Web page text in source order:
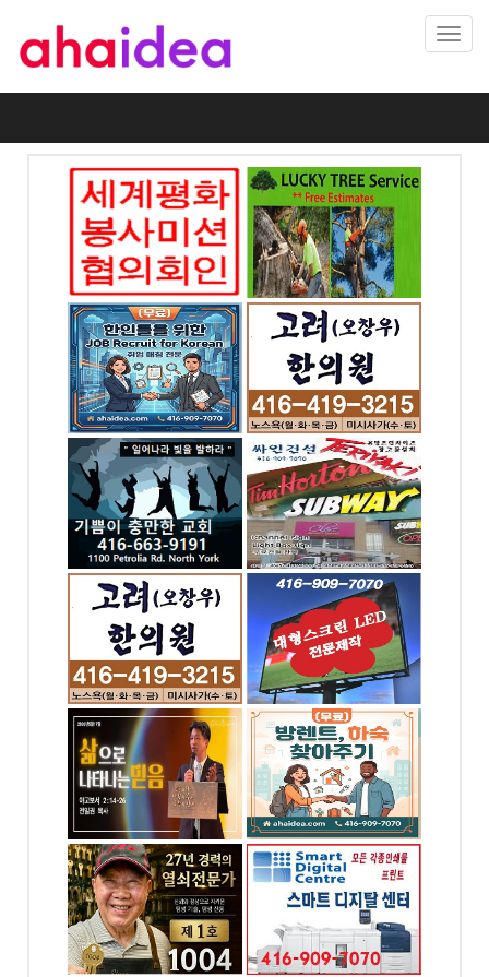
럭키조경 , 나무자르기
전화: 647-564-8383
4699 Keele St. Unit
218 Toronto, ON
고려 오창우 한의원 -
노스욕
전화: 416-226-2624
77 Finch Ave W #302,
North York Toronto,
ON
싸인건설 (아하아이디
어)
전화: 416-909-7070
4065 Chesswood Dr.
North York, ON
대형스크린,LED싸인
& 간판 - 대신전광판
전화: 416-909-7070
4065 Chesswood
Drive Toronto, ON
(무료) 방렌트,하숙 찾
아주기
전화: 4169097070
4065 Chesswood Dr.
Toronto, ON
스마트 디지탈 프린팅
- 인쇄 및 디자인
전화: 416-909-7070
4065 chesswood dr.
Toronto, ON